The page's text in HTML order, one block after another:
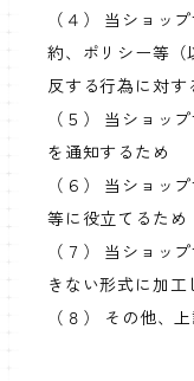
（４） 当ショッ
約、ポリシー等（
反する行為に対す
（５） 当ショッ
を通知するため
（６） 当ショッ
等に役立てるため
（７） 当ショッ
きない形式に加
（８） その他、